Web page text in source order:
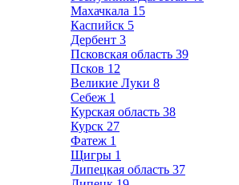
Махачкала 15
Каспийск 5
Дербент 3
Псковская область 39
Псков 12
Великие Луки 8
Себеж 1
Курская область 38
Курск 27
Фатеж 1
Щигры 1
Липецкая область 37